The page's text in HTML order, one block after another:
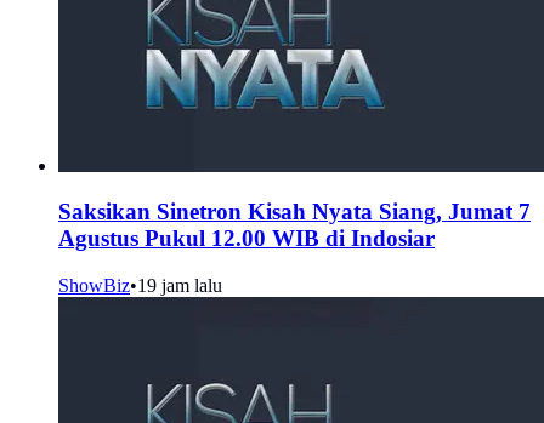
Saksikan Sinetron Kisah Nyata Siang, Jumat 7
Agustus Pukul 12.00 WIB di Indosiar
ShowBiz•19 jam lalu